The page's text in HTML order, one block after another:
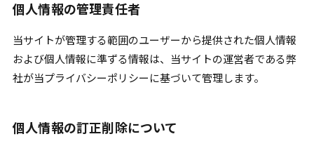
個人情報の管理責任者
当サイトが管理する範囲のユーザーから提供された個人情報
および個人情報に準ずる情報は、当サイトの運営者である弊
社が当プライバシーポリシーに基づいて管理します。
個人情報の訂正削除について